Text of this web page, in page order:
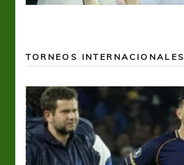
TORNEOS INTERNACIONALES